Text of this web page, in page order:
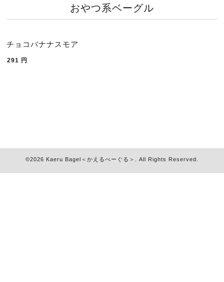
おやつ系ベーグル
チョコバナナスモア
291 円
©2026 Kaeru Bagel＜かえるべーぐる＞ . All Rights Reserved.